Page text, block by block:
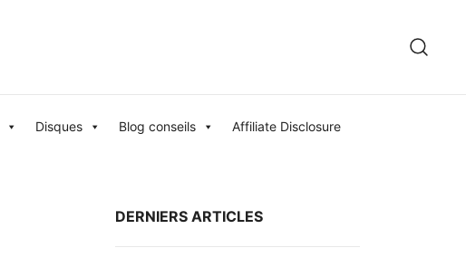
Disques Blog conseils Affiliate Disclosure
DERNIERS ARTICLES